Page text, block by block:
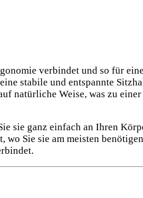
verbindet und so für
stabile und entspannte
natürliche Weise, was zu
sie ganz einfach an Ihren
Sie sie am meisten